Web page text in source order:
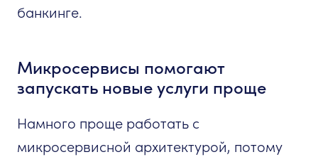
банкинге.
Микросервисы помогают
запускать новые услуги проще
Намного проще работать с
микросервисной архитектурой, потому